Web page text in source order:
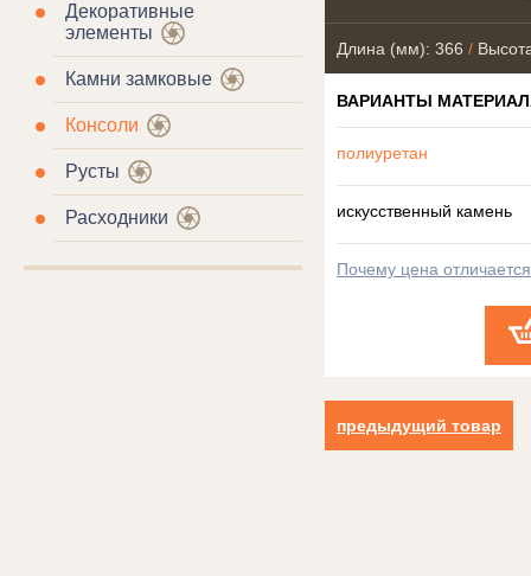
Декоративные
элементы
Камни замковые
Консоли
Русты
Расходники
Длина (мм): 366 /
ВАРИАНТЫ
полиуретан
искусственный камень
Почему цена
предыдущий товар